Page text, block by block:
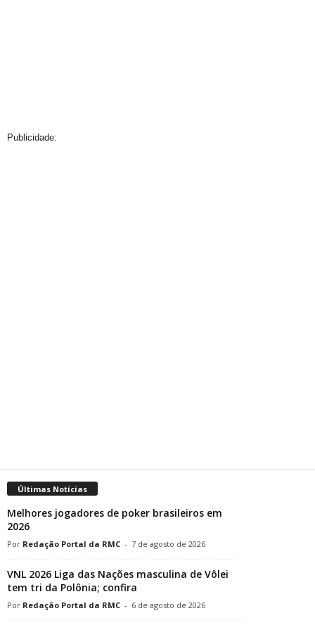
Publicidade:
Últimas Notícias
Melhores jogadores de poker brasileiros em
2026
Redação Portal da RMC - 7 de agosto de 2026
VNL 2026 Liga das Nações masculina de Vôlei
tem tri da Polônia; confira
Redação Portal da RMC - 6 de agosto de 2026